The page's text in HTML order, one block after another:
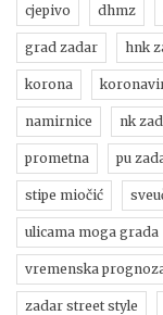
cjepivo dhmz
grad zadar hnk
korona
namirnice nk
prometna pu
stipe miočić
ulicama moga grada
vremenska
zadar street style